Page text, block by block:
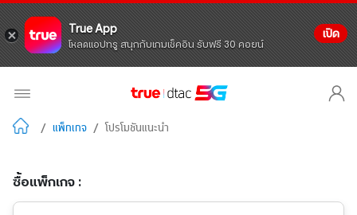
True App
โหลดแอปทรู สนุกกับเกมเช็คอิน รับฟรี 30 คอยน์
เปิด
/ แพ็กเกจ / โปรโมชันแนะนำ
ซื้อแพ็กเกจ :